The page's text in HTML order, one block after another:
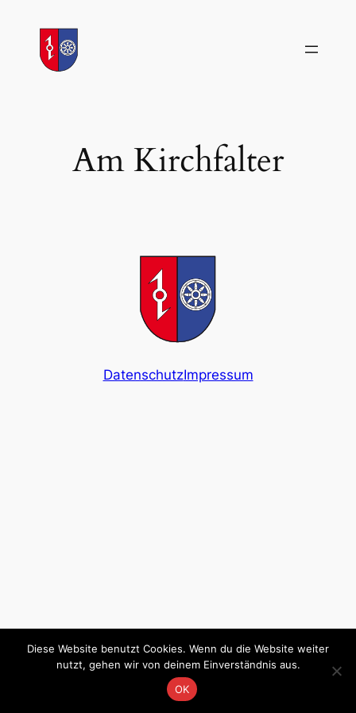
springen
Am Kirchfalter
DatenschutzImpressum
Diese Website benutzt Cookies. Wenn du die Website weiter
nutzt, gehen wir von deinem Einverständnis aus.
OK